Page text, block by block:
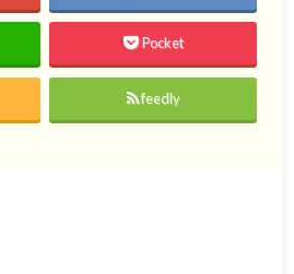
Pocket
feedly